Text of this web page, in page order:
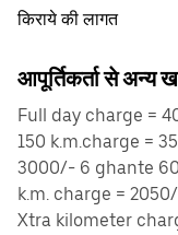
किराये की लागत
आपूर्तिकर्ता से अन्य
Full day charge =
150 k.m.charge =
3000/- 6 ghante
k.m. charge =
Xtra kilometer